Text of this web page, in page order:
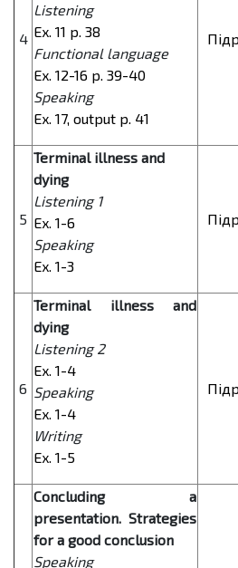
4
Listening
Ex. 11 p. 38
Functional language
Ex. 12-16 p. 39-40
Speaking
Ex. 17, output p. 41
5
Terminal illness and
dying
Listening 1
Ex. 1-6
Speaking
Ex. 1-3
6
Terminal illness and
dying
Listening 2
Ex. 1-4
Speaking
Ex. 1-4
Writing
Ex. 1-5
Concluding a
presentation. Strategies
for a good conclusion
Speaking